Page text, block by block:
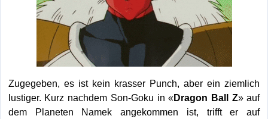
Zugegeben, es ist kein krasser Punch, aber ein ziemlich
lustiger. Kurz nachdem Son-Goku in «Dragon Ball Z» auf
dem Planeten Namek angekommen ist, trifft er auf